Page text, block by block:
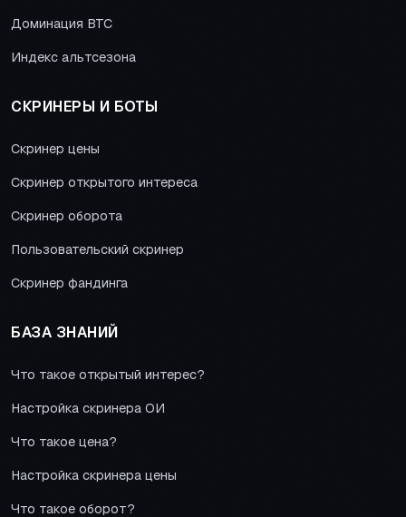
Доминация BTC
Индекс альтсезона
СКРИНЕРЫ И БОТЫ
Скринер цены
Скринер открытого интереса
Скринер оборота
Пользовательский скринер
Скринер фандинга
БАЗА ЗНАНИЙ
Что такое открытый интерес?
Настройка скринера ОИ
Что такое цена?
Настройка скринера цены
Что такое оборот?